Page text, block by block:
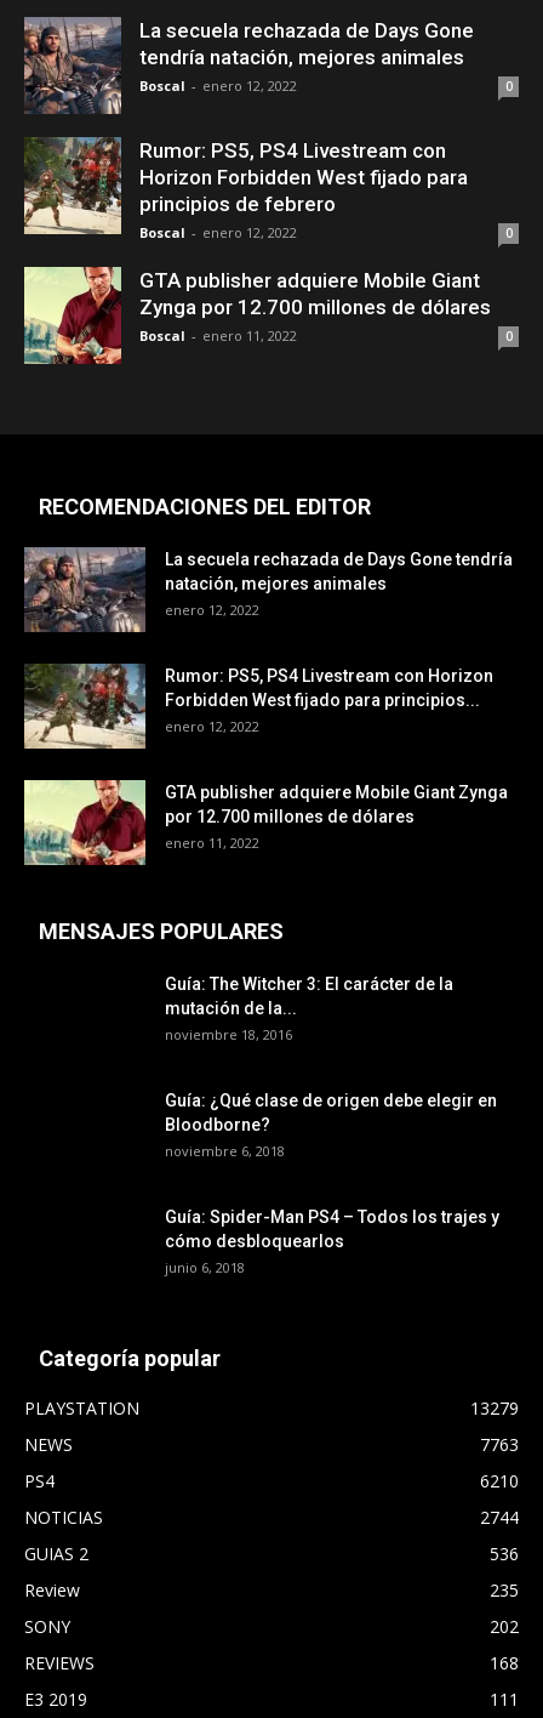
La secuela rechazada de Days Gone
tendría natación, mejores animales
Boscal - enero 12, 2022 0
Rumor: PS5, PS4 Livestream con
Horizon Forbidden West fijado para
principios de febrero
Boscal - enero 12, 2022 0
GTA publisher adquiere Mobile Giant
Zynga por 12.700 millones de dólares
Boscal - enero 11, 2022 0
RECOMENDACIONES DEL EDITOR
La secuela rechazada de Days Gone tendría
natación, mejores animales
enero 12, 2022
Rumor: PS5, PS4 Livestream con Horizon
Forbidden West fijado para principios...
enero 12, 2022
GTA publisher adquiere Mobile Giant Zynga
por 12.700 millones de dólares
enero 11, 2022
MENSAJES POPULARES
Guía: The Witcher 3: El carácter de la
mutación de la...
noviembre 18, 2016
Guía: ¿Qué clase de origen debe elegir en
Bloodborne?
noviembre 6, 2018
Guía: Spider-Man PS4 – Todos los trajes y
cómo desbloquearlos
junio 6, 2018
Categoría popular
PLAYSTATION
13279
NEWS
7763
PS4
6210
NOTICIAS
2744
GUIAS 2
536
Review
235
SONY
202
REVIEWS
168
E3 2019
111